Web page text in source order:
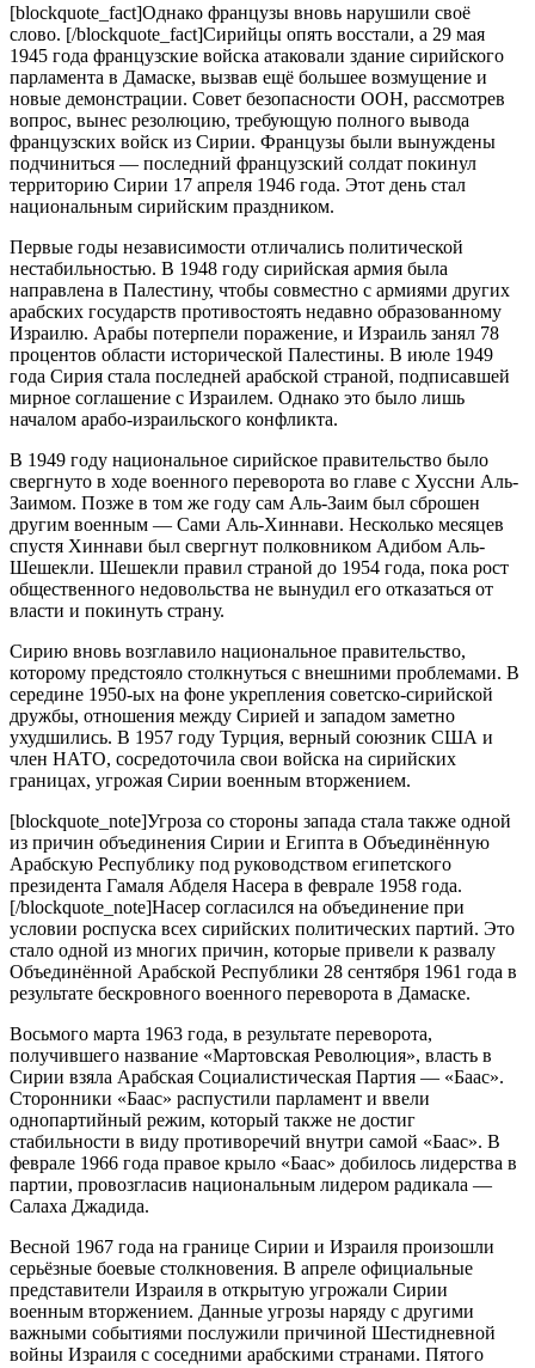
[blockquote_fact]Однако французы вновь нарушили своё
слово. [/blockquote_fact]Сирийцы опять восстали, а 29 мая
1945 года французские войска атаковали здание сирийского
парламента в Дамаске, вызвав ещё большее возмущение и
новые демонстрации. Совет безопасности ООН, рассмотрев
вопрос, вынес резолюцию, требующую полного вывода
французских войск из Сирии. Французы были вынуждены
подчиниться — последний французский солдат покинул
территорию Сирии 17 апреля 1946 года. Этот день стал
национальным сирийским праздником.
Первые годы независимости отличались политической
нестабильностью. В 1948 году сирийская армия была
направлена в Палестину, чтобы совместно с армиями других
арабских государств противостоять недавно образованному
Израилю. Арабы потерпели поражение, и Израиль занял 78
процентов области исторической Палестины. В июле 1949
года Сирия стала последней арабской страной, подписавшей
мирное соглашение с Израилем. Однако это было лишь
началом арабо-израильского конфликта.
В 1949 году национальное сирийское правительство было
свергнуто в ходе военного переворота во главе с Хуссни Аль-
Заимом. Позже в том же году сам Аль-Заим был сброшен
другим военным — Сами Аль-Хиннави. Несколько месяцев
спустя Хиннави был свергнут полковником Адибом Аль-
Шешекли. Шешекли правил страной до 1954 года, пока рост
общественного недовольства не вынудил его отказаться от
власти и покинуть страну.
Сирию вновь возглавило национальное правительство,
которому предстояло столкнуться с внешними проблемами. В
середине 1950-ых на фоне укрепления советско-сирийской
дружбы, отношения между Сирией и западом заметно
ухудшились. В 1957 году Турция, верный союзник США и
член НАТО, сосредоточила свои войска на сирийских
границах, угрожая Сирии военным вторжением.
[blockquote_note]Угроза со стороны запада стала также одной
из причин объединения Сирии и Египта в Объединённую
Арабскую Республику под руководством египетского
президента Гамаля Абделя Насера в феврале 1958 года.
[/blockquote_note]Насер согласился на объединение при
условии роспуска всех сирийских политических партий. Это
стало одной из многих причин, которые привели к развалу
Объединённой Арабской Республики 28 сентября 1961 года в
результате бескровного военного переворота в Дамаске.
Восьмого марта 1963 года, в результате переворота,
получившего название «Мартовская Революция», власть в
Сирии взяла Арабская Социалистическая Партия — «Баас».
Сторонники «Баас» распустили парламент и ввели
однопартийный режим, который также не достиг
стабильности в виду противоречий внутри самой «Баас». В
феврале 1966 года правое крыло «Баас» добилось лидерства в
партии, провозгласив национальным лидером радикала —
Салаха Джадида.
Весной 1967 года на границе Сирии и Израиля произошли
серьёзные боевые столкновения. В апреле официальные
представители Израиля в открытую угрожали Сирии
военным вторжением. Данные угрозы наряду с другими
важными событиями послужили причиной Шестидневной
войны Израиля с соседними арабскими странами. Пятого